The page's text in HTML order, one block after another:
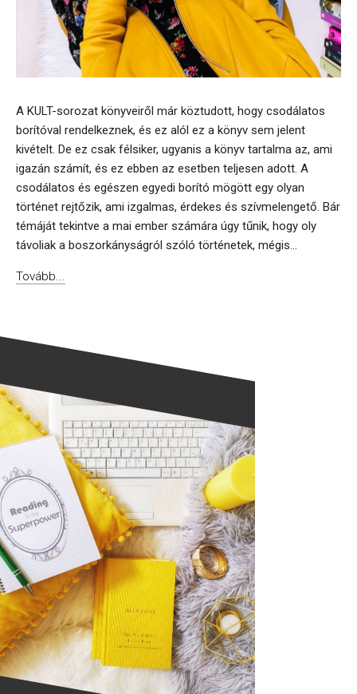
A KULT-sorozat könyveiről már köztudott, hogy csodálatos
borítóval rendelkeznek, és ez alól ez a könyv sem jelent
kivételt. De ez csak félsiker, ugyanis a könyv tartalma az, ami
igazán számít, és ez ebben az esetben teljesen adott. A
csodálatos és egészen egyedi borító mögött egy olyan
történet rejtőzik, ami izgalmas, érdekes és szívmelengető. Bár
témáját tekintve a mai ember számára úgy tűnik, hogy oly
távoliak a boszorkányságról szóló történetek, mégis...
Tovább...